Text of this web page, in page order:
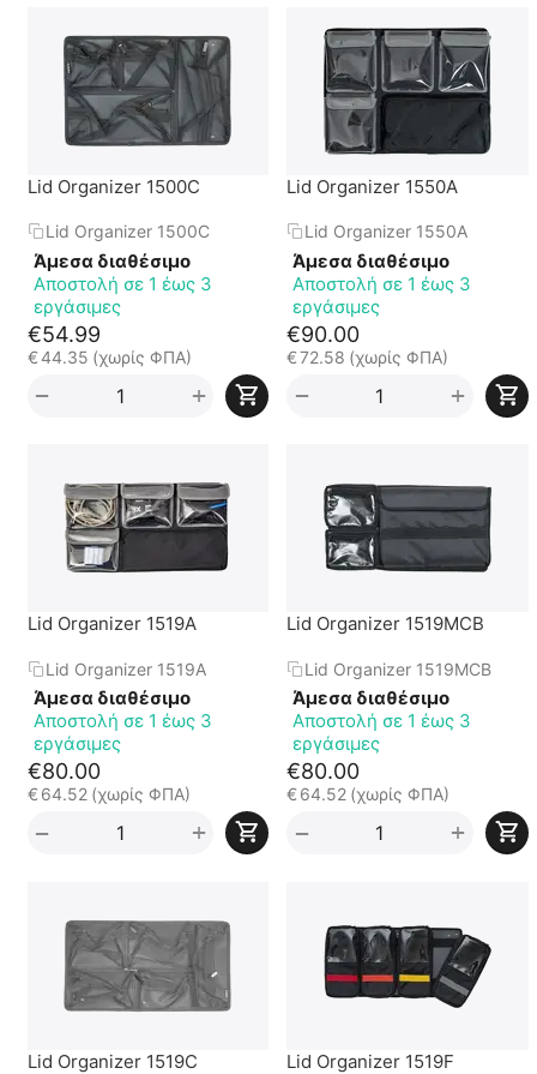
Lid Organizer 1500C
Lid Organizer 1500C
Άμεσα διαθέσιμο
Αποστολή σε 1 έως 3
εργάσιμες
€54.99
€44.35 (χωρίς ΦΠΑ)
+
−
Lid Organizer 1550A
Lid Organizer 1550A
Άμεσα διαθέσιμο
Αποστολή σε 1 έως 3
εργάσιμες
€90.00
€72.58 (χωρίς ΦΠΑ)
+
−
Lid Organizer 1519A
Lid Organizer 1519A
Άμεσα διαθέσιμο
Αποστολή σε 1 έως 3
εργάσιμες
€80.00
€ 64.52 (χωρίς ΦΠΑ)
+
−
Lid Organizer 1519MCB
Lid Organizer 1519MCB
Άμεσα διαθέσιμο
Αποστολή σε 1 έως 3
εργάσιμες
€80.00
€64.52 (χωρίς ΦΠΑ)
+
−
Lid Organizer 1519C Lid Organizer 1519F